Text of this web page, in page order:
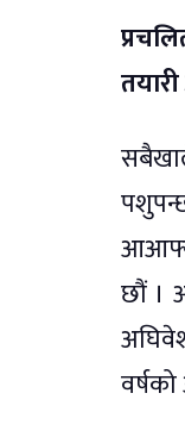
छौं ।